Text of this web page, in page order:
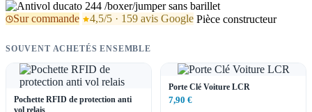
Sur commande 4,5/5 · 159 avis Google Pièce constructeur
SOUVENT ACHETÉS ENSEMBLE
Pochette RFID de protection anti
vol relais
Porte Clé Voiture LCR
7,90 €